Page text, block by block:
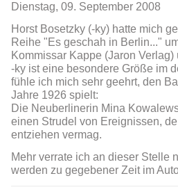
Dienstag, 09. September 2008
Horst Bosetzky (-ky) hatte mich
Reihe "Es geschah in Berlin..."
Kommissar Kappe (Jaron
-ky ist eine besondere Größe im
fühle ich mich sehr geehrt, den
Jahre 1926 spielt:
Die Neuberlinerin Mina
einen Strudel von Ereignissen,
entziehen vermag.
Mehr verrate ich an dieser Stelle
werden zu gegebener Zeit im